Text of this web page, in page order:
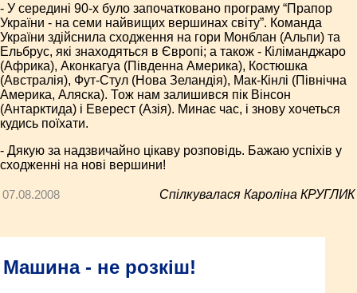
- У середині 90-х було започатковано програму “Прапор
України - на семи найвищих вершинах світу”. Команда
України здійснила сходження на гори Монблан (Альпи) та
Ельбрус, які знаходяться в Європі; а також - Кіліманджаро
(Африка), Аконкагуа (Південна Америка), Костюшка
(Австралія), Фут-Стул (Нова Зеландія), Мак-Кінлі (Північна
Америка, Аляска). Тож нам залишився пік Вінсон
(Антарктида) і Еверест (Азія). Минає час, і знову хочеться
кудись поїхати.
- Дякую за надзвичайно цікаву розповідь. Бажаю успіхів у
сходженні на нові вершини!
07.08.2008 Спілкувалася Кароліна КРУГЛИК
Машина - не розкіш!